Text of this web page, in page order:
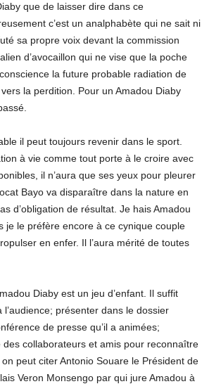
que de laisser dire dans ce
c’est un analphabète qui ne sait ni
sa propre voix devant la commission
d’avocaillon qui ne vise que la poche
la future probable radiation de
la perdition. Pour un Amadou Diaby
il peut toujours revenir dans le sport.
à vie comme tout porte à le croire avec
il n’aura que ses yeux pour pleurer
Bayo va disparaître dans la nature en
d’obligation de résultat. Je hais Amadou
je le préfère encore à ce cynique couple
en enfer. Il l’aura mérité de toutes
Diaby est un jeu d’enfant. Il suffit
l’audience; présenter dans le dossier
de presse qu’il a animées;
des collaborateurs et amis pour reconnaître
peut citer Antonio Souare le Président de
Veron Monsengo par qui jure Amadou à